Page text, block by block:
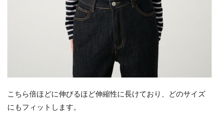
こちら倍ほどに伸びるほど伸縮性に長けており、どのサイズ
にもフィットします。